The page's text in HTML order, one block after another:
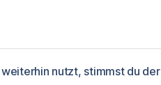
nutzt, stimmst du der